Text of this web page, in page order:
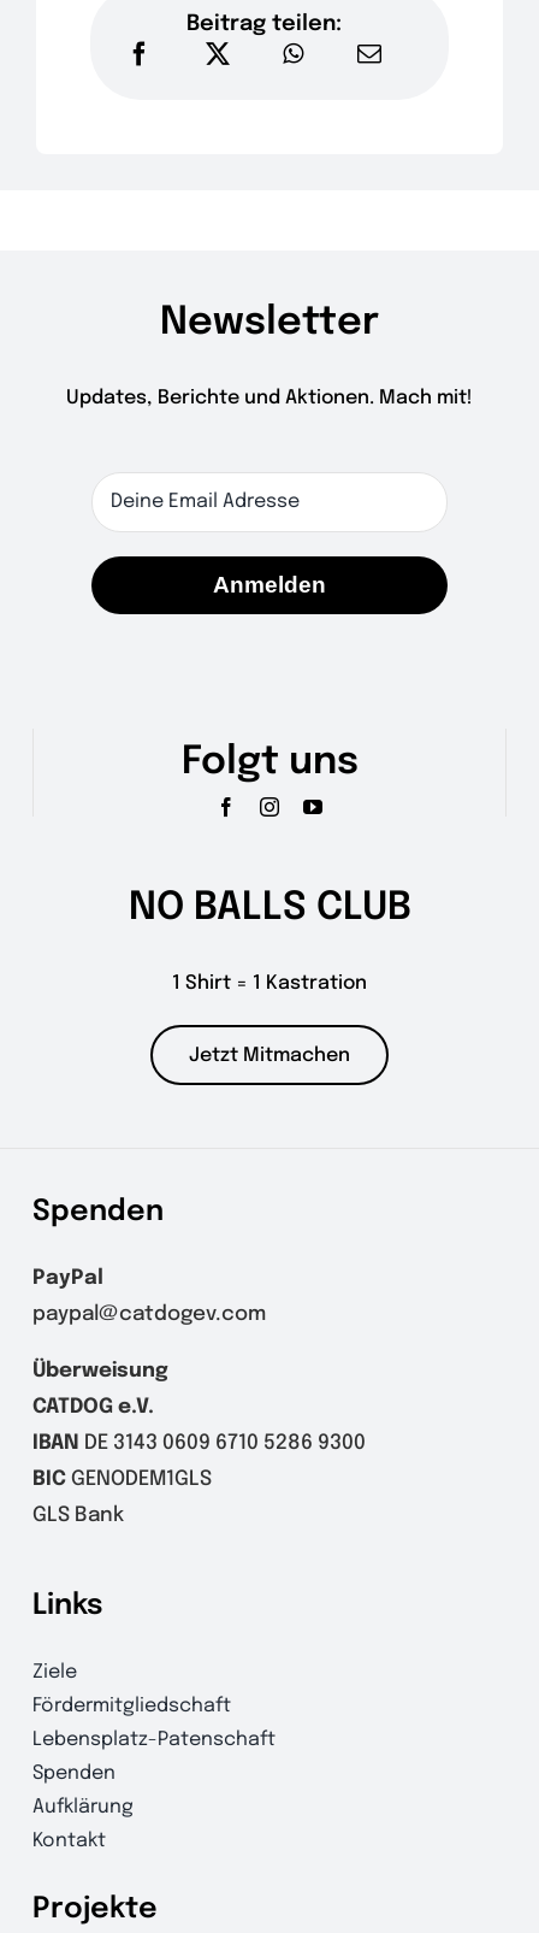
Beitrag teilen:
Newsletter
Updates, Berichte und Aktionen. Mach mit!
Anmelden
Folgt uns
NO BALLS CLUB
1 Shirt = 1 Kastration
Jetzt Mitmachen
Spenden
PayPal
paypal@catdogev.com
Überweisung
CATDOG e.V.
IBAN
DE 3143 0609 6710 5286 9300
BICGENODEM1GLS
GLS Bank
Links
Ziele
Fördermitgliedschaft
Lebensplatz-Patenschaft
Spenden
Aufklärung
Kontakt
Projekte